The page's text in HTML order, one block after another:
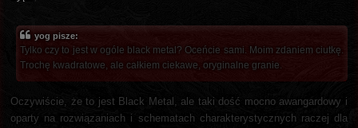
yog pisze:
Tylko czy to jest w ogóle black metal? Oceńcie sami. Moim zdaniem ciutkę.
Trochę kwadratowe, ale całkiem ciekawe, oryginalne granie.
Oczywiście, że to jest Black Metal, ale taki dość mocno awangardowy i
oparty na rozwiązaniach i schematach charakterystycznych raczej dla